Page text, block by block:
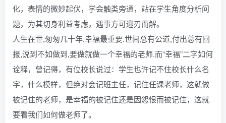
化，表情的微妙起伏，学会触类旁通，站在学生角度分析问
题，为其切身利益考虑，遇事方可迎刃而解。
人生在世,匆匆几十年.幸福最重要.世间总有公道,付出总有回
报,说到不如做到,要做就做一个幸福的老师.而“幸福”二字如何
诠释，曾记得，有位校长说过：学生也许记不住校长什么名
字，什么模样，但绝对会记班主任，记住任课老师，这就做
被记住的老师，是幸福的被记住还是因怨恨而被记住，这就
要看我们如何做老师了。